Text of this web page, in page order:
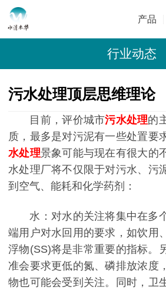
产品
行业动态
污水处理顶层思维理论
目前，评价城市污水处理的
质，最多是对污泥有一些处置要
水处理景象可能与现在有很大的
水处理厂将不仅限于对污水、污
到空气、能耗和化学药剂：
水： 对水的关注将集中在多
端用户对水回用的要求，如饮用
浮物(SS)将是非常重要的指标。
准会要求更低的氮、磷排放浓度
物也可能会受到关注。同时，卫